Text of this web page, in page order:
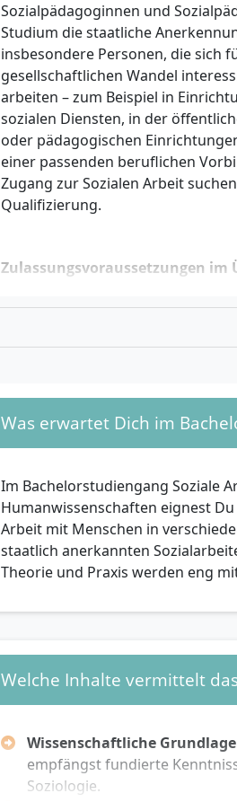
Sozialpädagoginnen und
Studium die staatliche
insbesondere Personen, die sich
gesellschaftlichen Wandel
arbeiten – zum Beispiel in
sozialen Diensten, in der
oder pädagogischen
einer passenden beruflichen
Zugang zur Sozialen Arbeit
Qualifizierung.
Zulassungsvoraussetzungen im
Der Studiengang Soziale Arbeit
zweijährige Berufsausbildung
Sonderzulassung über
Zugangsberechtigung über
Hinweis: Wer unsicher ist, ob die
Klärung an die Studienberatung
Persönliche Voraussetzungen
Neben den formalen
folgende persönliche
Interesse an
Empathie,
Bereitschaft, sich mit
auseinanderzusetzen
Was erwartet Dich im
Im Bachelorstudiengang Soziale
Humanwissenschaften eignest
Arbeit mit Menschen in
staatlich anerkannten
Theorie und Praxis werden eng
Welche Inhalte vermittelt
Wissenschaftliche
empfängst fundierte
Soziologie.